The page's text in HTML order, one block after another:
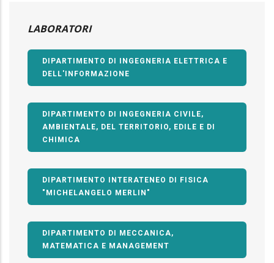
LABORATORI
DIPARTIMENTO DI INGEGNERIA ELETTRICA E
DELL'INFORMAZIONE
DIPARTIMENTO DI INGEGNERIA CIVILE,
AMBIENTALE, DEL TERRITORIO, EDILE E DI
CHIMICA
DIPARTIMENTO INTERATENEO DI FISICA
"MICHELANGELO MERLIN"
DIPARTIMENTO DI MECCANICA,
MATEMATICA E MANAGEMENT